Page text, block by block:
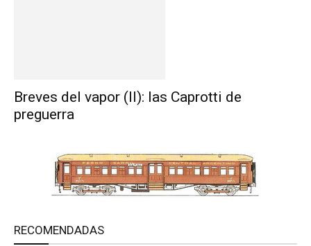
Breves del vapor (II): las Caprotti de
preguerra
RECOMENDADAS